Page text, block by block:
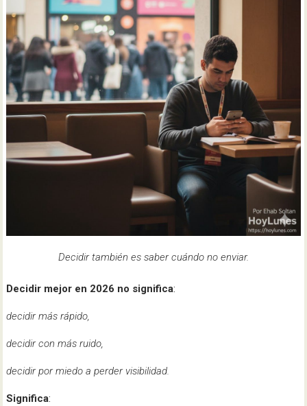
Decidir también es saber cuándo no enviar.
Decidir mejor en 2026 no significa:
decidir más rápido,
decidir con más ruido,
decidir por miedo a perder visibilidad.
Significa: